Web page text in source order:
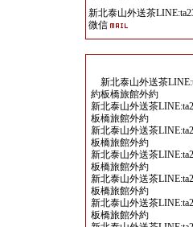
新北泰山外送茶
微信
新北泰山外送茶
約板橋旅館外約
新北泰山外送茶
板橋旅館外約
新北泰山外送茶
板橋旅館外約
新北泰山外送茶
板橋旅館外約
新北泰山外送茶
板橋旅館外約
新北泰山外送茶
板橋旅館外約